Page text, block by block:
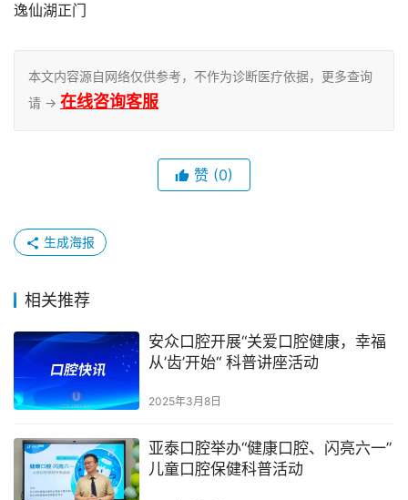
逸仙湖正门
本文内容源自网络仅供参考，不作为诊断医疗依据，更多查询
请 → 在线咨询客服
赞 (0)
生成海报
相关推荐
安众口腔开展“关爱口腔健康，幸福
从’齿’开始“ 科普讲座活动
2025年3月8日
亚泰口腔举办“健康口腔、闪亮六一”
儿童口腔保健科普活动